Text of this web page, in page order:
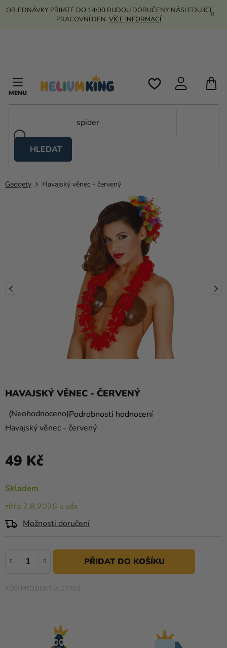
Přejít
OBJEDNÁVKY PŘIJATÉ DO 14:00 BUDOU DORUČENY NÁSLEDUJÍCÍ
PRACOVNÍ DEN. VÍCE INFORMACÍ
HLEDAT
stany
Kanekalon
a
merch
Kreativní
produkty
Výprodej
Naše
Gadgety Havajský věnec - červený
HAVAJSKÝ VĚNEC - ČERVENÝ
Průměrné
hodnocení
0,0
5
NeohodnocenoPodrobnosti hodnocení
Havajský věnec - červený
Skladem
zítra 7.8.2026 u vás
Možnosti doručení
49 Kč
17701